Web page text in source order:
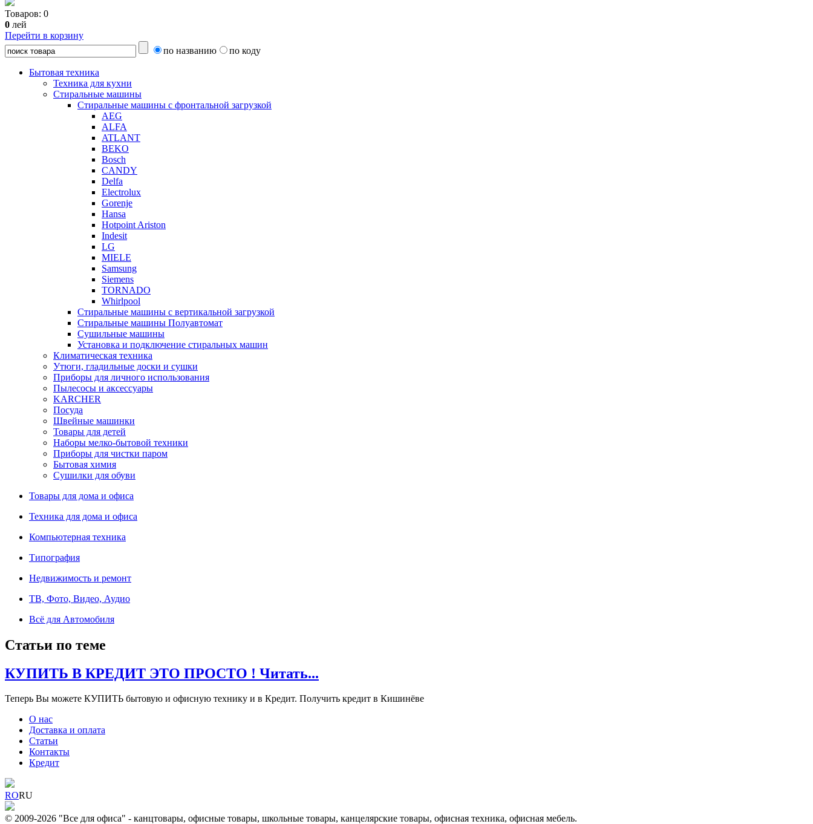
Товаров: 0
0 лей
Перейти в корзину
по названию
по коду
Бытовая техника
Техника для кухни
Стиральные машины
Стиральные машины с фронтальной загрузкой
AEG
ALFA
ATLANT
BEKO
Bosch
CANDY
Delfa
Electrolux
Gorenje
Hansa
Hotpoint Ariston
Indesit
LG
MIELE
Samsung
Siemens
TORNADO
Whirlpool
Стиральные машины с вертикальной загрузкой
Стиральные машины Полуавтомат
Сушильные машины
Установка и подключение стиральных машин
Климатическая техника
Утюги, гладильные доски и сушки
Приборы для личного использования
Пылесосы и аксессуары
KARCHER
Посуда
Швейные машинки
Товары для детей
Наборы мелко-бытовой техники
Приборы для чистки паром
Бытовая химия
Сушилки для обуви
Товары для дома и офиса
Техника для дома и офиса
Компьютерная техника
Типография
Недвижимость и ремонт
ТВ, Фото, Видео, Аудио
Всё для Автомобиля
Статьи по теме
КУПИТЬ В КРЕДИТ ЭТО ПРОСТО ! Читать...
Теперь Вы можете КУПИТЬ бытовую и офисную технику и в Кредит. Получить кредит в Кишинёве
О нас
Доставка и оплата
Статьи
Контакты
Кредит
RORU
© 2009-2026 "Все для офиса" - канцтовары, офисные товары, школьные товары, канцелярские товары, офисная техника, офисная мебель.